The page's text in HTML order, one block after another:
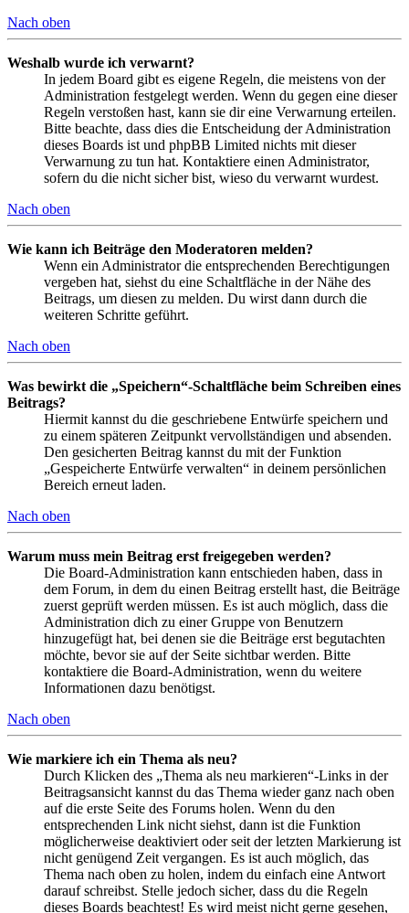
Nach oben
Weshalb wurde ich verwarnt?
In jedem Board gibt es eigene Regeln, die meistens von der
Administration festgelegt werden. Wenn du gegen eine dieser
Regeln verstoßen hast, kann sie dir eine Verwarnung erteilen.
Bitte beachte, dass dies die Entscheidung der Administration
dieses Boards ist und phpBB Limited nichts mit dieser
Verwarnung zu tun hat. Kontaktiere einen Administrator,
sofern du die nicht sicher bist, wieso du verwarnt wurdest.
Nach oben
Wie kann ich Beiträge den Moderatoren melden?
Wenn ein Administrator die entsprechenden Berechtigungen
vergeben hat, siehst du eine Schaltfläche in der Nähe des
Beitrags, um diesen zu melden. Du wirst dann durch die
weiteren Schritte geführt.
Nach oben
Was bewirkt die „Speichern“-Schaltfläche beim Schreiben eines
Beitrags?
Hiermit kannst du die geschriebene Entwürfe speichern und
zu einem späteren Zeitpunkt vervollständigen und absenden.
Den gesicherten Beitrag kannst du mit der Funktion
„Gespeicherte Entwürfe verwalten“ in deinem persönlichen
Bereich erneut laden.
Nach oben
Warum muss mein Beitrag erst freigegeben werden?
Die Board-Administration kann entschieden haben, dass in
dem Forum, in dem du einen Beitrag erstellt hast, die Beiträge
zuerst geprüft werden müssen. Es ist auch möglich, dass die
Administration dich zu einer Gruppe von Benutzern
hinzugefügt hat, bei denen sie die Beiträge erst begutachten
möchte, bevor sie auf der Seite sichtbar werden. Bitte
kontaktiere die Board-Administration, wenn du weitere
Informationen dazu benötigst.
Nach oben
Wie markiere ich ein Thema als neu?
Durch Klicken des „Thema als neu markieren“-Links in der
Beitragsansicht kannst du das Thema wieder ganz nach oben
auf die erste Seite des Forums holen. Wenn du den
entsprechenden Link nicht siehst, dann ist die Funktion
möglicherweise deaktiviert oder seit der letzten Markierung ist
nicht genügend Zeit vergangen. Es ist auch möglich, das
Thema nach oben zu holen, indem du einfach eine Antwort
darauf schreibst. Stelle jedoch sicher, dass du die Regeln
dieses Boards beachtest! Es wird meist nicht gerne gesehen,